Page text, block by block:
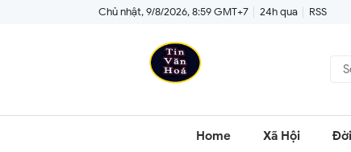
Chủ nhật, 9/8/2026, 8:59 GMT+7 24h qua RSS
Home Xã Hội